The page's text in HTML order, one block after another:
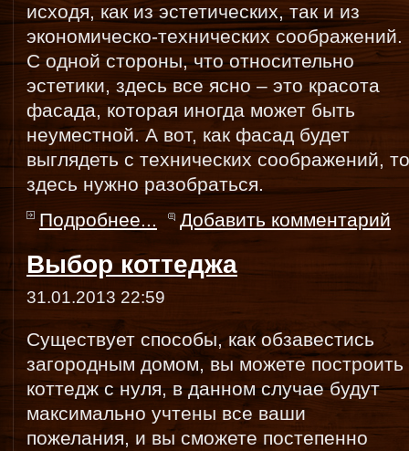
исходя, как из эстетических, так и из
экономическо-технических соображений.
С одной стороны, что относительно
эстетики, здесь все ясно – это красота
фасада, которая иногда может быть
неуместной. А вот, как фасад будет
выглядеть с технических соображений, то
здесь нужно разобраться.
Подробнее...
Добавить комментарий
Выбор коттеджа
31.01.2013 22:59
Существует способы, как обзавестись
загородным домом, вы можете построить
коттедж с нуля, в данном случае будут
максимально учтены все ваши
пожелания, и вы сможете постепенно